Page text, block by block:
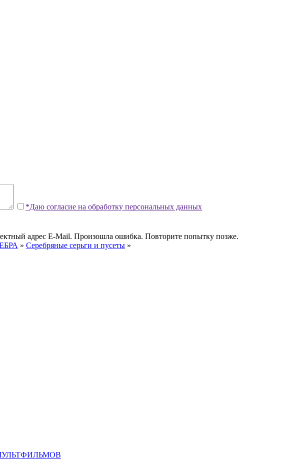
*Даю согласие на обработку персональных данных
адрес E-Mail. Произошла ошибка. Повторите попытку позже.
» Серебряные серьги и пусеты »